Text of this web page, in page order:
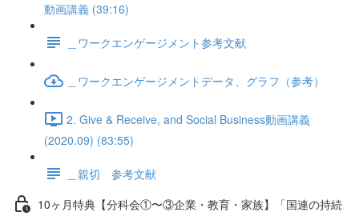
動画講義 (39:16)
＿ワークエンゲージメント参考文献
＿ワークエンゲージメントデータ、グラフ（参考）
2. Give & Receive, and Social Business動画講義
(2020.09) (83:55)
＿親切 参考文献
10ヶ月特典【分科会①〜③企業・教育・家族】「国連の持続